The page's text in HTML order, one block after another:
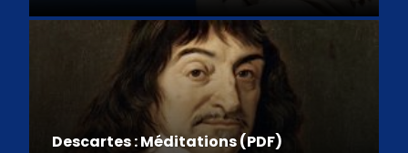
Descartes : Méditations (PDF)